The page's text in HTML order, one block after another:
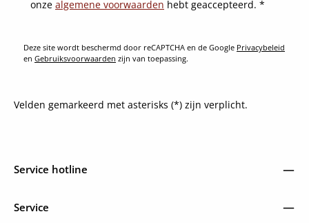
onze algemene voorwaarden hebt geaccepteerd. *
Deze site wordt beschermd door reCAPTCHA en de Google Privacybeleid
en Gebruiksvoorwaarden zijn van toepassing.
Velden gemarkeerd met asterisks (*) zijn verplicht.
Service hotline
Service